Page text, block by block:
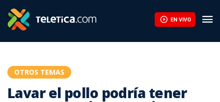
EN VIVO
OTROS TEMAS
Lavar el pollo podría tener